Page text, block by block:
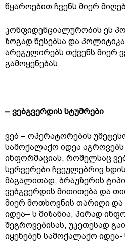
წყაროებით ჩვენს მიერ
კონფიდენციალურობის ეს
ზოგად წესებსა და
არეგულირებს თქვენს მიერ
გამოყენებას.
– ვებგვერდის სტუმრები
ვებ – ოპერატორების
სამოქალაქო იდეა აგროვებს
ინფორმაციას, რომელსაც
სერვერები ჩვეულებრივ
მაგალითად, ბრაუზერის
ვებგვერდის მითითება და
მიერ მოთხოვნის თარიღი
იდეა– ს მიზანია, პირად
შეგროვებისას, უკეთესად
იყენებენ სამოქალაქო იდეა-